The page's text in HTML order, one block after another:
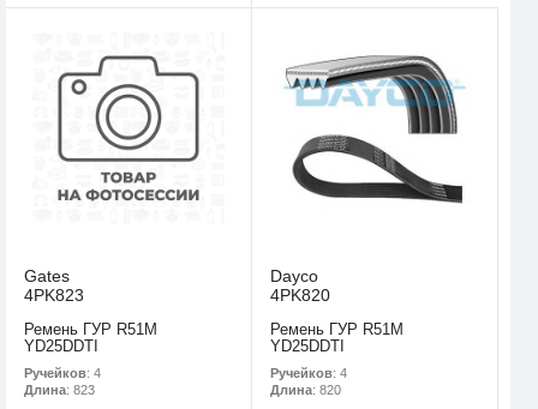
Gates
4PK823
Ремень ГУР R51M
YD25DDTI
Ручейков: 4
Длина: 823
Dayco
4PK820
Ремень ГУР R51M
YD25DDTI
Ручейков: 4
Длина: 820